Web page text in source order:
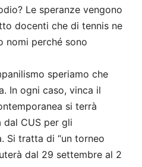
Le speranze vengono
docenti che di tennis ne
nomi perché sono
speriamo che
In ogni caso, vinca il
si terrà
dal CUS per gli
Si tratta di “un torneo
dal 29 settembre al 2